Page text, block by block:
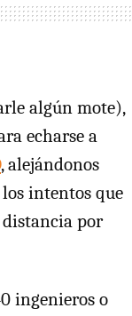
algún mote),
echarse a
, alejándonos
intentos que
distancia por
ingenieros o